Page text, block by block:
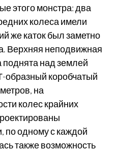
этого монстра: два
колеса имели
же каток был заметно
Верхняя неподвижная
над землей
образный коробчатый
на
колес крайних
по одному с каждой
также возможность